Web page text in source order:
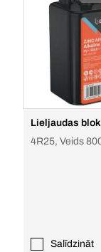
Lieljaudas
4R25, Veids
Salīdzināt